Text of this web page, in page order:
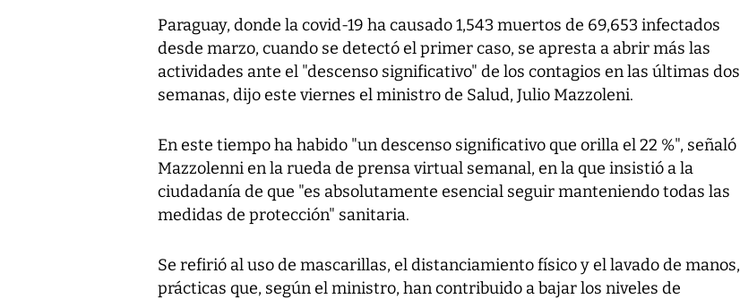
Paraguay, donde la covid-19 ha causado 1,543 muertos de 69,653 infectados
desde marzo, cuando se detectó el primer caso, se apresta a abrir más las
actividades ante el "descenso significativo" de los contagios en las últimas dos
semanas, dijo este viernes el ministro de Salud, Julio Mazzoleni.
En este tiempo ha habido "un descenso significativo que orilla el 22 %", señaló
Mazzolenni en la rueda de prensa virtual semanal, en la que insistió a la
ciudadanía de que "es absolutamente esencial seguir manteniendo todas las
medidas de protección" sanitaria.
Se refirió al uso de mascarillas, el distanciamiento físico y el lavado de manos,
prácticas que, según el ministro, han contribuido a bajar los niveles de